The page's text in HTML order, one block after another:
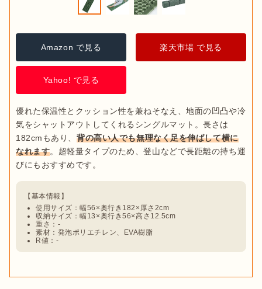
Amazon で見る 楽天市場 で見る
Yahoo! で見る
優れた保温性とクッション性を兼ねそなえ、地面の凹凸や冷
気をシャットアウトしてくれるシングルマット。長さは
182cmもあり、背の高い人でも無理なく足を伸ばして横に
なれます。超軽量タイプのため、登山などで長距離の持ち運
使用サイズ：幅56×奥行き182×厚さ2cm
収納サイズ：幅13×奥行き56×高さ12.5cm
重さ：-
素材：発泡ポリエチレン、EVA樹脂
R値：-